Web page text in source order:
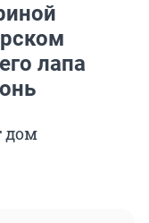
лапа
дом